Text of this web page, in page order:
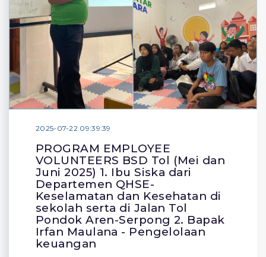
2025-07-22 09:39:39
PROGRAM EMPLOYEE
VOLUNTEERS BSD Tol (Mei dan
Juni 2025) 1. Ibu Siska dari
Departemen QHSE-
Keselamatan dan Kesehatan di
sekolah serta di Jalan Tol
Pondok Aren-Serpong 2. Bapak
Irfan Maulana - Pengelolaan
keuangan